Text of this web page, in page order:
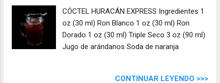
CÓCTEL HURACÁN EXPRESS Ingredientes 1
oz (30 ml) Ron Blanco 1 oz (30 ml) Ron
Dorado 1 oz (30 ml) Triple Seco 3 oz (90 ml)
Jugo de arándanos Soda de naranja
CONTINUAR LEYENDO >>>